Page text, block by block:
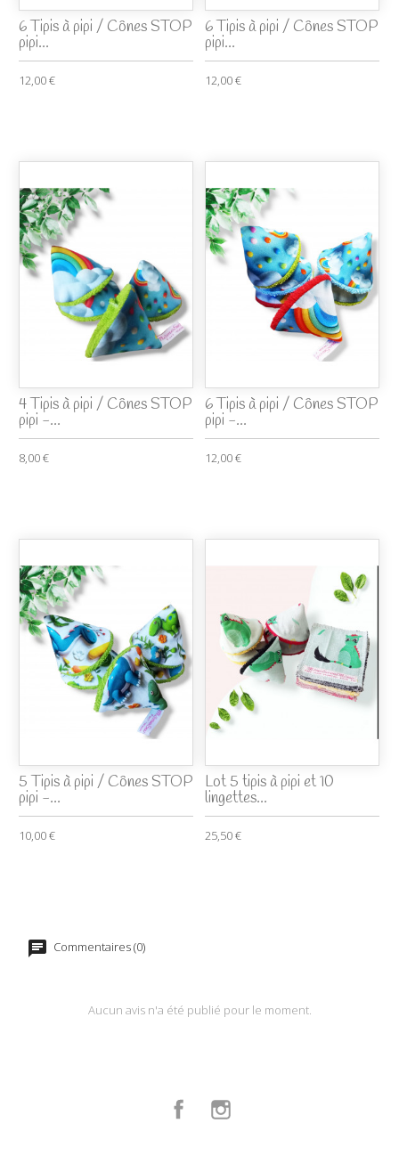
6 Tipis à pipi / Cônes STOP
pipi...
12,00 €
6 Tipis à pipi / Cônes STOP
pipi...
12,00 €
4 Tipis à pipi / Cônes STOP
pipi -...
8,00 €
6 Tipis à pipi / Cônes STOP
pipi -...
12,00 €
5 Tipis à pipi / Cônes STOP
pipi -...
10,00 €
Lot 5 tipis à pipi et 10
lingettes...
25,50 €
Commentaires (0)
Aucun avis n'a été publié pour le moment.
Facebook